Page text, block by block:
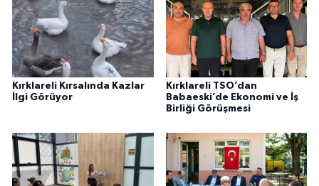
Kırklareli Kırsalında Kazlar
İlgi Görüyor
Kırklareli TSO’dan
Babaeski’de Ekonomi ve İş
Birliği Görüşmesi